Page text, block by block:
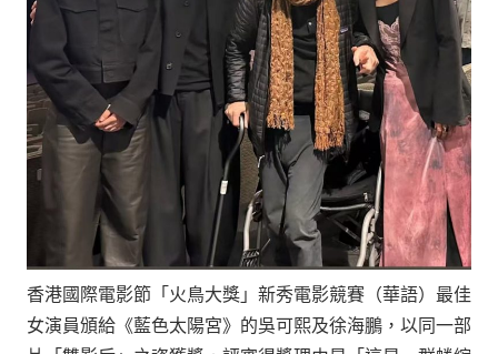
香港國際電影節「火鳥大獎」新秀電影競賽（華語）最佳
女演員頒給《藍色太陽宮》的吳可熙及徐海鵬，以同一部